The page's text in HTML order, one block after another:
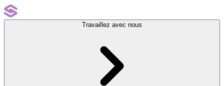
Travaillez avec nous